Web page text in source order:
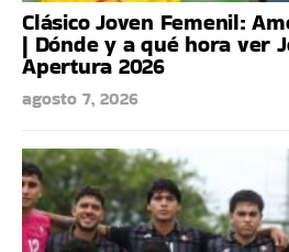
Clásico Joven Femenil:
| Dónde y a qué hora ver
Apertura 2026
agosto 7, 2026